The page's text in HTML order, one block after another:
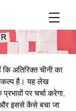
अतिरिक्त चीनी का
है। यह लेख
पर चर्चा करेगा,
इससे कैसे बचा जा